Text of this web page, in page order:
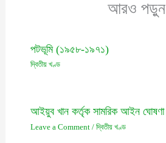
আরও পড়ুন
পটভূমি (১৯৫৮-১৯৭১)
দ্বিতীয় খণ্ড
আইয়ুব খান কর্তৃক সামরিক আইন ঘোষণা
Leave a Comment / দ্বিতীয় খণ্ড